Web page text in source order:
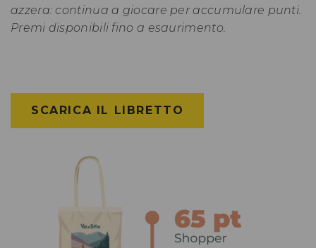
azzera: continua a giocare per accumulare punti.
Premi disponibili fino a esaurimento.
SCARICA IL LIBRETTO